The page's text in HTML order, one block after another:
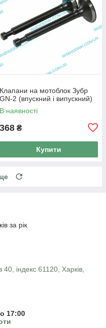
Клапани на мотоблок Зубр
GN-2 (впускний і випускний)
В наявності
368 ₴
Купити
за рік
40, індекс 61120, Харків,
17:00